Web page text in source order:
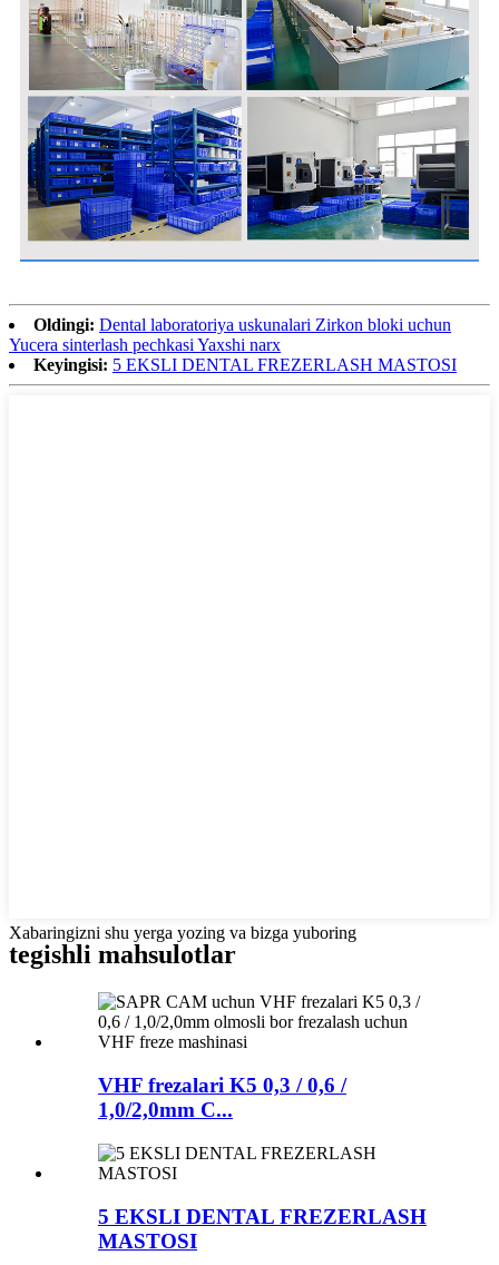
Oldingi: Dental laboratoriya uskunalari Zirkon bloki uchun
Yucera sinterlash pechkasi Yaxshi narx
Keyingisi: 5 EKSLI DENTAL FREZERLASH MASTOSI
Xabaringizni shu yerga yozing va bizga yuboring
tegishli mahsulotlar
VHF frezalari K5 0,3 / 0,6 /
1,0/2,0mm C...
5 EKSLI DENTAL FREZERLASH
MASTOSI